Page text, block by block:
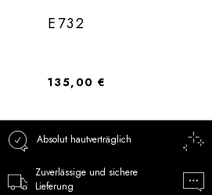
E732
Regulärer Preis:
135,00 €
Absolut hautverträglich
Zuverlässige und sichere
Lieferung